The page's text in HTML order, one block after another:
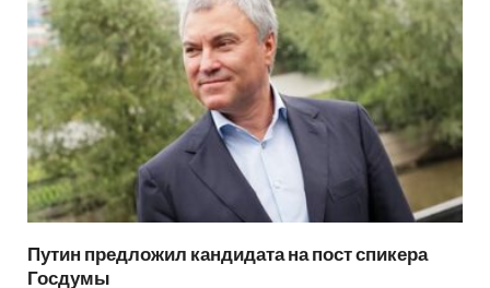
Путин предложил кандидата на пост спикера
Госдумы